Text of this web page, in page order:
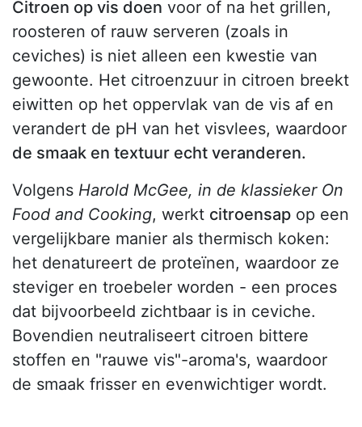
Citroen op vis doen voor of na het grillen,
roosteren of rauw serveren (zoals in
ceviches) is niet alleen een kwestie van
gewoonte. Het citroenzuur in citroen breekt
eiwitten op het oppervlak van de vis af en
verandert de pH van het visvlees, waardoor
de smaak en textuur echt veranderen.
Volgens Harold McGee, in de klassieker On
Food and Cooking, werkt citroensap op een
vergelijkbare manier als thermisch koken:
het denatureert de proteïnen, waardoor ze
steviger en troebeler worden - een proces
dat bijvoorbeeld zichtbaar is in ceviche.
Bovendien neutraliseert citroen bittere
stoffen en "rauwe vis"-aroma's, waardoor
de smaak frisser en evenwichtiger wordt.